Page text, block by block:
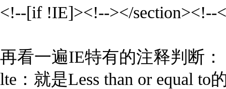
<!--[if !IE]><!--></section><!--
再看一遍IE特有的注释判断：
lte：就是Less than or equal